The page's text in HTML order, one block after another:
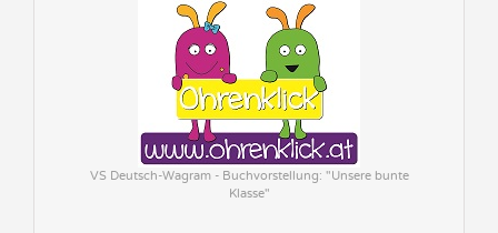
VS Deutsch-Wagram - Buchvorstellung: "Unsere bunte
Klasse"